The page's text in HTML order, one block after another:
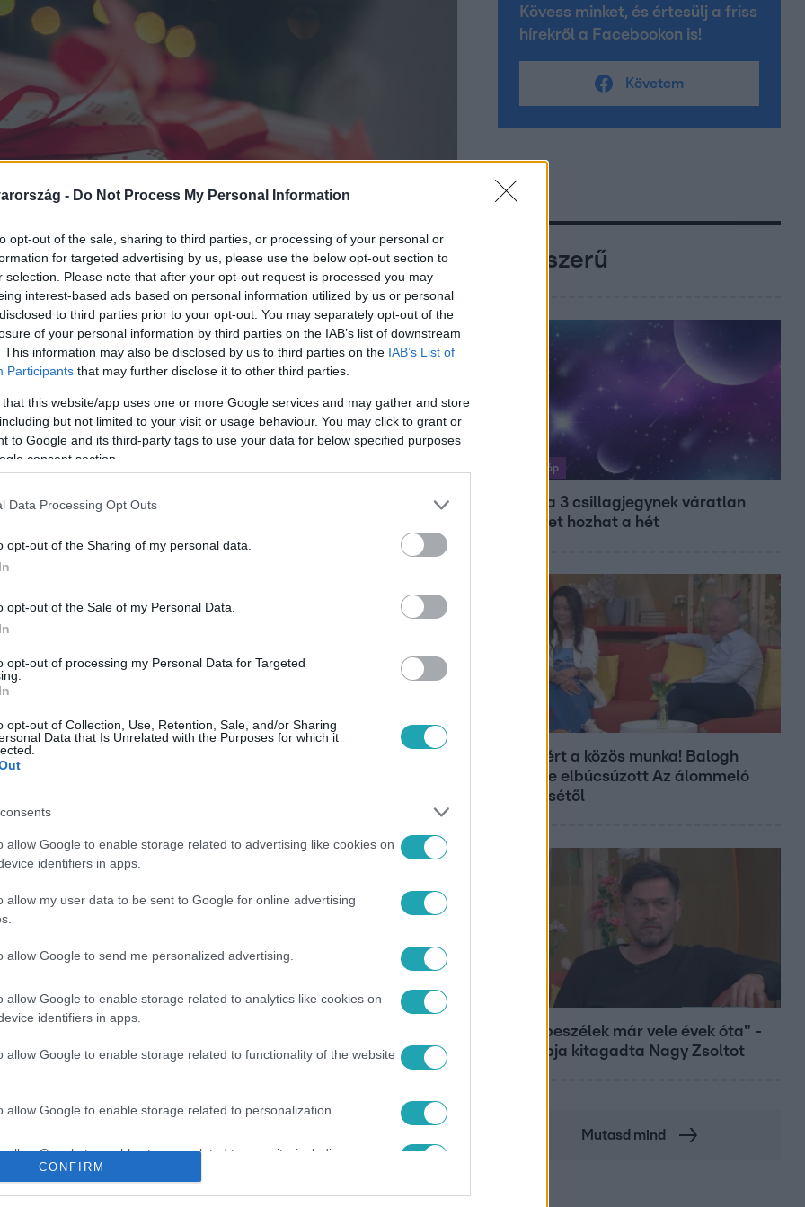
- Do Not Process My Personal Information
opt-out of the sale, sharing to third parties, or processing of your personal or
for targeted advertising by us, please use the below opt-out section to
selection. Please note that after your opt-out request is processed you may
interest-based ads based on personal information utilized by us or personal
to third parties prior to your opt-out. You may separately opt-out of the
of your personal information by third parties on the IAB’s list of downstream
This information may also be disclosed by us to third parties on the IAB’s List of
Participants that may further disclose it to other third parties.
that this website/app uses one or more Google services and may gather and store
but not limited to your visit or usage behaviour. You may click to grant or
to Google and its third-party tags to use your data for below specified purposes
consent section.
Data Processing Opt Outs
opt-out of the Sharing of my personal data.
opt-out of the Sale of my Personal Data.
opt-out of processing my Personal Data for Targeted
opt-out of Collection, Use, Retention, Sale, and/or Sharing
Data that Is Unrelated with the Purposes for which it
allow Google to enable storage related to advertising like cookies on
identifiers in apps.
allow my user data to be sent to Google for online advertising
allow Google to send me personalized advertising.
allow Google to enable storage related to analytics like cookies on
identifiers in apps.
allow Google to enable storage related to functionality of the website
allow Google to enable storage related to personalization.
allow Google to enable storage related to security, including
functionality and fraud prevention, and other user protection.
CONFIRM
14 százaléka egyáltalán nem tervez
legyen a Google-találatokban!
Kövess minket, és értesülj a friss
hírekről a Facebookon is!
Követem
Népszerű
Horoszkóp
Ennek a 3 csillagjegynek váratlan
sikereket hozhat a hét
Véget ért a közös munka! Balogh
Levente elbúcsúzott Az álommeló
győztesétől
"Nem beszélek már vele évek óta" -
Édesapja kitagadta Nagy Zsoltot
Mutasd mind